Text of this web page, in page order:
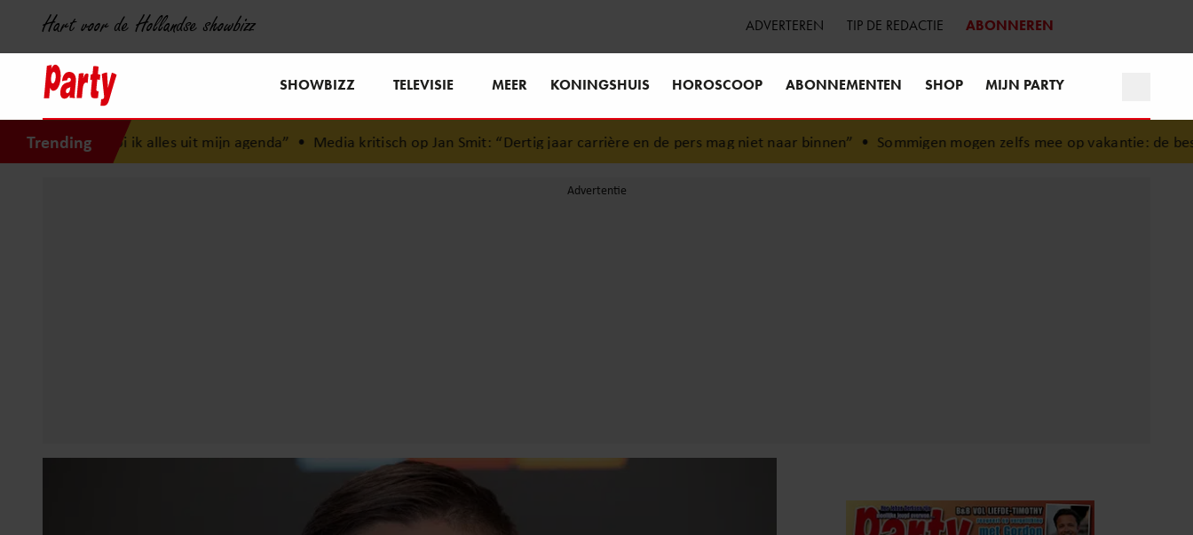
Hart voor de Hollandse showbizz ADVERTEREN TIP DE REDACTIE ABONNEREN
SHOWBIZZ TELEVISIE MEER KONINGSHUIS HOROSCOOP ABONNEMENTEN SHOP MIJN PARTY
Trending
ik alles uit mijn agenda”•Media kritisch op Jan Smit: “Dertig jaar carrière en de pers mag niet naar binnen”•Sommigen mogen zelfs mee op vakantie: de besties van onze